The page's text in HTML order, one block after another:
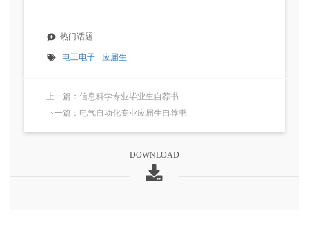
热门话题
电工电子 应届生
上一篇：信息科学专业毕业生自荐书
下一篇：电气自动化专业应届生自荐书
DOWNLOAD